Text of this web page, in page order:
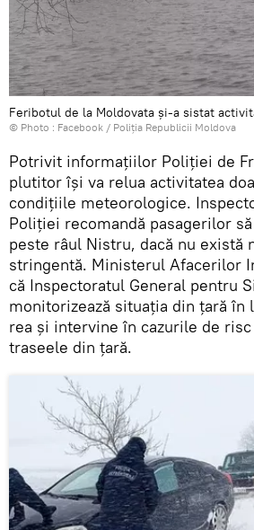
Feribotul de la Moldovata și-a sistat
© Photo : Facebook / Poliția Republicii Moldova
Potrivit informațiilor Poliției de
plutitor își va relua activitatea
condițiile meteorologice.
Poliției recomandă pasagerilor
peste râul Nistru, dacă nu există
stringentă. Ministerul Afacerilor
că Inspectoratul General pentru
monitorizează situația din țară în
rea și intervine în cazurile de
traseele din țară.